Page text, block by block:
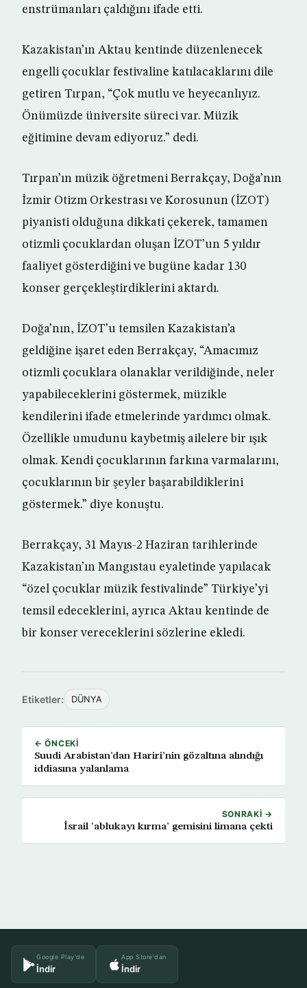
enstrümanları çaldığını ifade etti.
Kazakistan’ın Aktau kentinde düzenlenecek
engelli çocuklar festivaline katılacaklarını dile
getiren Tırpan, “Çok mutlu ve heyecanlıyız.
Önümüzde üniversite süreci var. Müzik
eğitimine devam ediyoruz.” dedi.
Tırpan’ın müzik öğretmeni Berrakçay, Doğa’nın
İzmir Otizm Orkestrası ve Korosunun (İZOT)
piyanisti olduğuna dikkati çekerek, tamamen
otizmli çocuklardan oluşan İZOT’un 5 yıldır
faaliyet gösterdiğini ve bugüne kadar 130
konser gerçekleştirdiklerini aktardı.
Doğa’nın, İZOT’u temsilen Kazakistan’a
geldiğine işaret eden Berrakçay, “Amacımız
otizmli çocuklara olanaklar verildiğinde, neler
yapabileceklerini göstermek, müzikle
kendilerini ifade etmelerinde yardımcı olmak.
Özellikle umudunu kaybetmiş ailelere bir ışık
olmak. Kendi çocuklarının farkına varmalarını,
çocuklarının bir şeyler başarabildiklerini
göstermek.” diye konuştu.
Berrakçay, 31 Mayıs-2 Haziran tarihlerinde
Kazakistan’ın Mangıstau eyaletinde yapılacak
“özel çocuklar müzik festivalinde” Türkiye’yi
temsil edeceklerini, ayrıca Aktau kentinde de
bir konser vereceklerini sözlerine ekledi.
Etiketler: DÜNYA
← ÖNCEKI
Suudi Arabistan’dan Hariri’nin gözaltına alındığı
iddiasına yalanlama
SONRAKI →
İsrail ‘ablukayı kırma’ gemisini limana çekti
Google Play'de
İndir
App Store'dan
İndir